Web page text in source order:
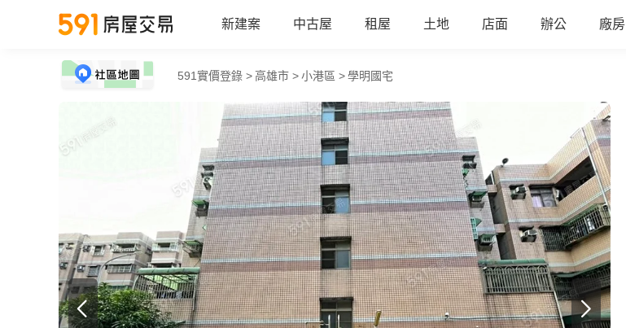
新建案 中古屋 租屋 土地 店面 辦公 廠房
591實價登錄 >高雄市 >小港區 >學明國宅